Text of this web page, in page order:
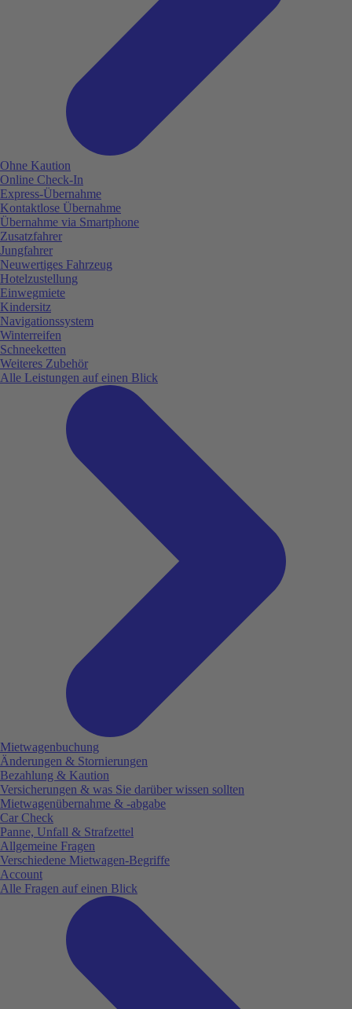
Ohne Kaution
Online Check-In
Express-Übernahme
Kontaktlose Übernahme
Übernahme via Smartphone
Zusatzfahrer
Jungfahrer
Neuwertiges Fahrzeug
Hotelzustellung
Einwegmiete
Kindersitz
Navigationssystem
Winterreifen
Schneeketten
Weiteres Zubehör
Alle Leistungen auf einen Blick
Mietwagenbuchung
Änderungen & Stornierungen
Bezahlung & Kaution
Versicherungen & was Sie darüber wissen sollten
Mietwagenübernahme & -abgabe
Car Check
Panne, Unfall & Strafzettel
Allgemeine Fragen
Verschiedene Mietwagen-Begriffe
Account
Alle Fragen auf einen Blick